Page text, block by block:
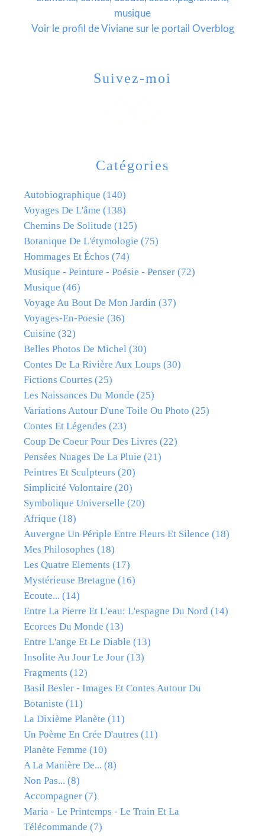
Catégories
Autobiographique (140)
Voyages De L'âme (138)
Chemins De Solitude (125)
Botanique De L'étymologie (75)
Hommages Et Échos (74)
Musique - Peinture - Poésie - Penser (72)
Musique (46)
Voyage Au Bout De Mon Jardin (37)
Voyages-En-Poesie (36)
Cuisine (32)
Belles Photos De Michel (30)
Contes De La Rivière Aux Loups (30)
Fictions Courtes (25)
Les Naissances Du Monde (25)
Variations Autour D'une Toile Ou Photo (25)
Contes Et Légendes (23)
Coup De Coeur Pour Des Livres (22)
Pensées Nuages De La Pluie (21)
Peintres Et Sculpteurs (20)
Simplicité Volontaire (20)
Symbolique Universelle (20)
Afrique (18)
Auvergne Un Périple Entre Fleurs Et Silence (18)
Mes Philosophes (18)
Les Quatre Elements (17)
Mystérieuse Bretagne (16)
Ecoute... (14)
Entre La Pierre Et L'eau: L'espagne Du Nord (14)
Ecorces Du Monde (13)
Entre L'ange Et Le Diable (13)
Insolite Au Jour Le Jour (13)
Fragments (12)
Basil Besler - Images Et Contes Autour Du
Botaniste (11)
La Dixième Planète (11)
Un Poème En Crée D'autres (11)
Planète Femme (10)
A La Manière De... (8)
Non Pas... (8)
Accompagner (7)
Maria - Le Printemps - Le Train Et La
Télécommande (7)
musique
Voir le profil deVivianesur le portail Overblog
Suivez-moi